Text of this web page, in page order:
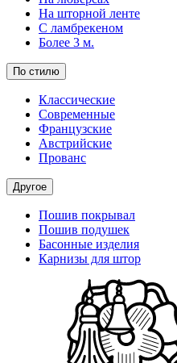
На шторной ленте
С ламбрекеном
Более 3 м.
По стилю
Классические
Современные
Французские
Австрийские
Прованс
Другое
Пошив покрывал
Пошив подушек
Басонные изделия
Карнизы для штор